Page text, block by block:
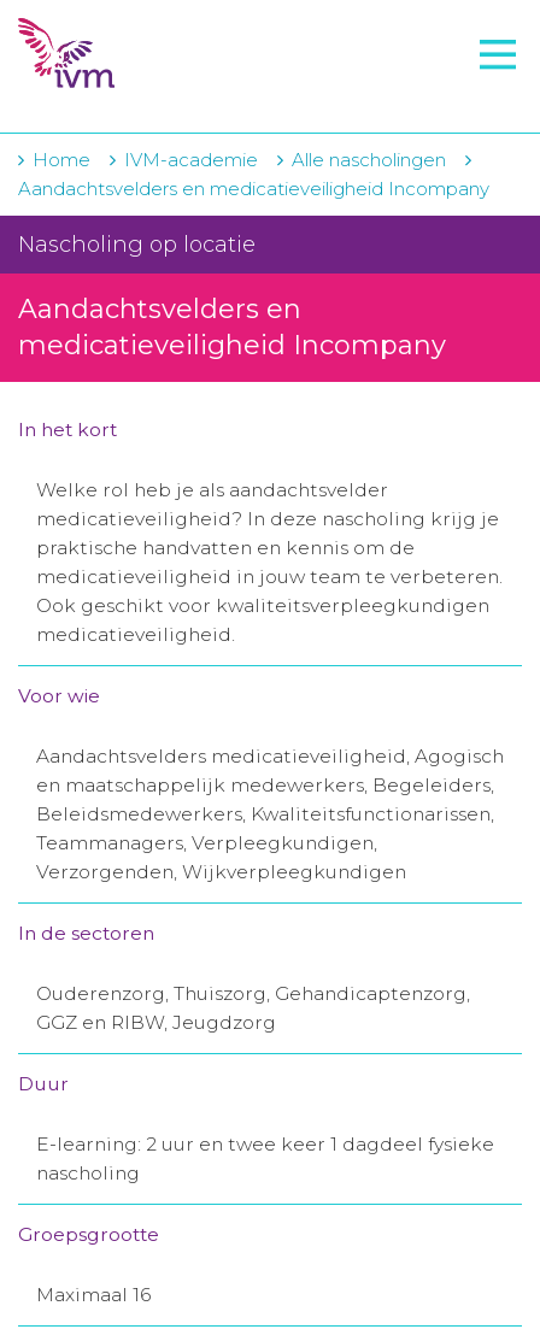
VMI
IVM-academie
Zorginstellingen
Voorschrijfgedrag
Projecten
Over IVM
Winkelwagentje
Aanmelden nieuwsbrief
Inloggen
Home IVM-academie
Alle nascholingen
Aandachtsvelders en medicatieveiligheid Incompany
Nascholing op locatie
Aandachtsvelders en
medicatieveiligheid Incompany
In het kort
Welke rol heb je als aandachtsvelder
medicatieveiligheid? In deze nascholing krijg je
praktische handvatten en kennis om de
medicatieveiligheid in jouw team te verbeteren.
Ook geschikt voor kwaliteitsverpleegkundigen
medicatieveiligheid.
Voor wie
Aandachtsvelders medicatieveiligheid, Agogisch
en maatschappelijk medewerkers, Begeleiders,
Beleidsmedewerkers, Kwaliteitsfunctionarissen,
Teammanagers, Verpleegkundigen,
Verzorgenden, Wijkverpleegkundigen
In de sectoren
Ouderenzorg, Thuiszorg, Gehandicaptenzorg,
GGZ en RIBW, Jeugdzorg
Duur
E-learning: 2 uur en twee keer 1 dagdeel fysieke
nascholing
Groepsgrootte
Maximaal 16